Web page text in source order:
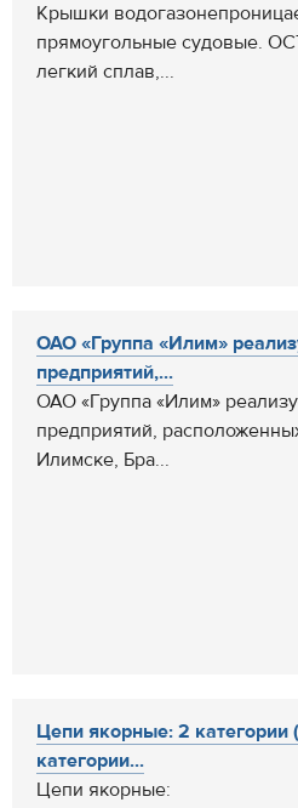
Крышки
прямоугольные судовые.
легкий сплав,...
ОАО «Группа «Илим»
предприятий,...
ОАО «Группа «Илим»
предприятий,
Илимске, Бра...
Цепи якорные: 2 категории
категории...
Цепи якорные: